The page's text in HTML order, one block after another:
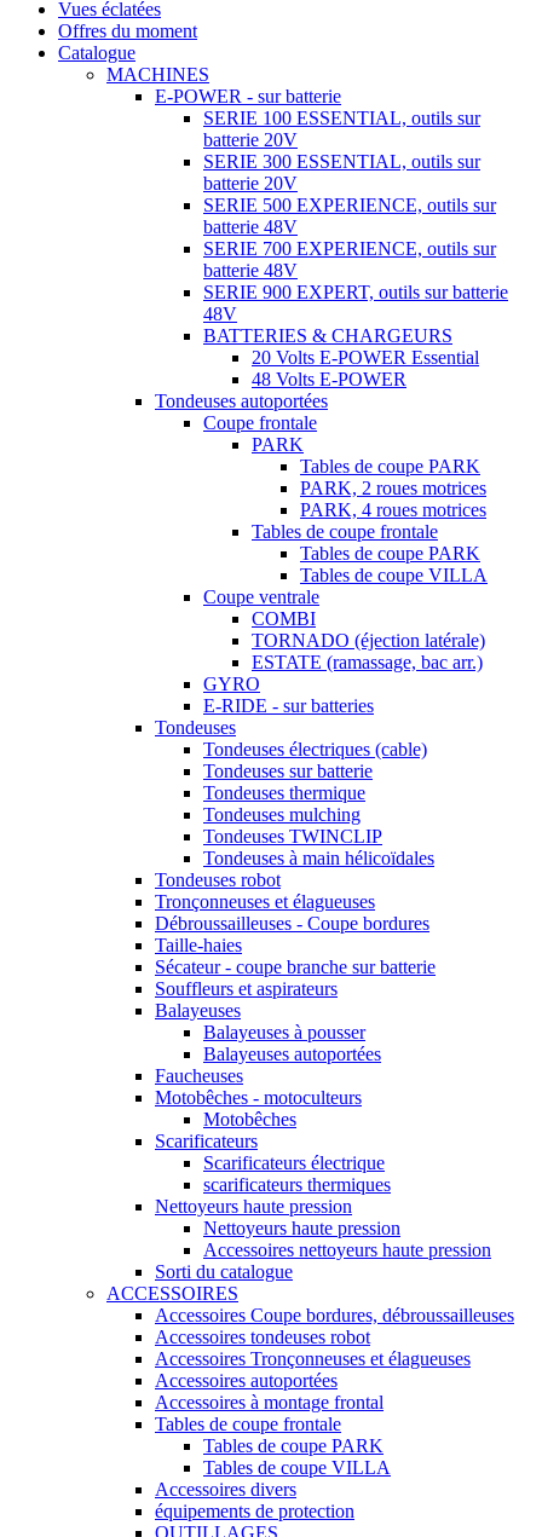
Vues éclatées
Offres du moment
Catalogue
MACHINES
E-POWER - sur batterie
SERIE 100 ESSENTIAL, outils sur
batterie 20V
SERIE 300 ESSENTIAL, outils sur
batterie 20V
SERIE 500 EXPERIENCE, outils sur
batterie 48V
SERIE 700 EXPERIENCE, outils sur
batterie 48V
SERIE 900 EXPERT, outils sur batterie
48V
BATTERIES & CHARGEURS
20 Volts E-POWER Essential
48 Volts E-POWER
Tondeuses autoportées
Coupe frontale
PARK
Tables de coupe PARK
PARK, 2 roues motrices
PARK, 4 roues motrices
Tables de coupe frontale
Tables de coupe PARK
Tables de coupe VILLA
Coupe ventrale
COMBI
TORNADO (éjection latérale)
ESTATE (ramassage, bac arr.)
GYRO
E-RIDE - sur batteries
Tondeuses
Tondeuses électriques (cable)
Tondeuses sur batterie
Tondeuses thermique
Tondeuses mulching
Tondeuses TWINCLIP
Tondeuses à main hélicoïdales
Tondeuses robot
Tronçonneuses et élagueuses
Débroussailleuses - Coupe bordures
Taille-haies
Sécateur - coupe branche sur batterie
Souffleurs et aspirateurs
Balayeuses
Balayeuses à pousser
Balayeuses autoportées
Faucheuses
Motobêches - motoculteurs
Motobêches
Scarificateurs
Scarificateurs électrique
scarificateurs thermiques
Nettoyeurs haute pression
Nettoyeurs haute pression
Accessoires nettoyeurs haute pression
Sorti du catalogue
ACCESSOIRES
Accessoires Coupe bordures, débroussailleuses
Accessoires tondeuses robot
Accessoires Tronçonneuses et élagueuses
Accessoires autoportées
Accessoires à montage frontal
Tables de coupe frontale
Tables de coupe PARK
Tables de coupe VILLA
Accessoires divers
équipements de protection
OUTILLAGES